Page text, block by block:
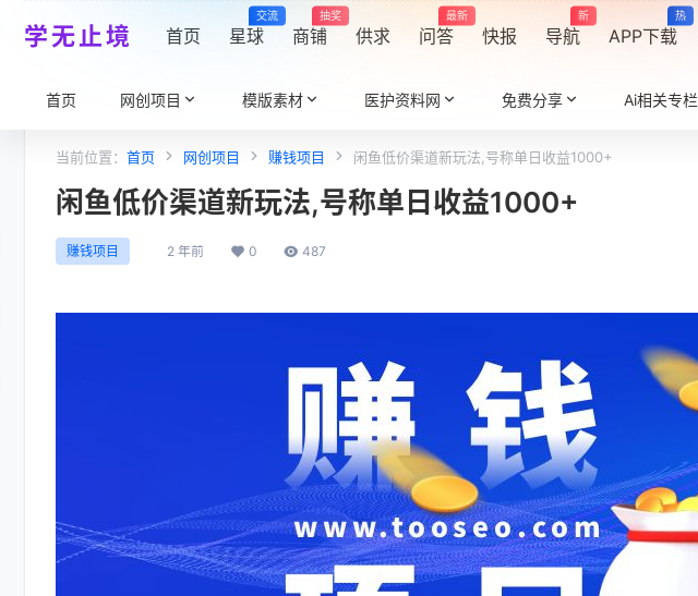
学无止境 首页 星球
交流
商铺
抽奖
供求 问答
最新
快报 导航
新
APP下载
热
首页 网创项目 模版素材 医护资料网 免费分享 Ai相关专栏
当前位置： 首页 网创项目 赚钱项目 闲鱼低价渠道新玩法,号称单日收益1000+
闲鱼低价渠道新玩法,号称单日收益1000+
赚钱项目 2 年前 0 487